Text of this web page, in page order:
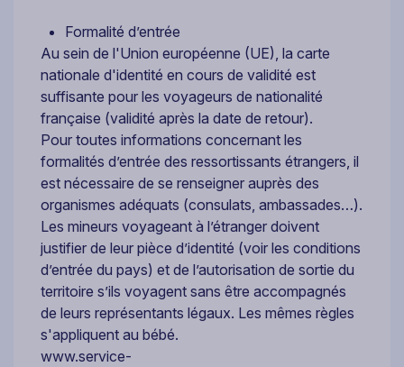
Formalité d’entrée
Au sein de l'Union européenne (UE), la carte
nationale d'identité en cours de validité est
suffisante pour les voyageurs de nationalité
française (validité après la date de retour).
Pour toutes informations concernant les
formalités d’entrée des ressortissants étrangers, il
est nécessaire de se renseigner auprès des
organismes adéquats (consulats, ambassades…).
Les mineurs voyageant à l’étranger doivent
justifier de leur pièce d’identité (voir les conditions
d’entrée du pays) et de l’autorisation de sortie du
territoire s’ils voyagent sans être accompagnés
de leurs représentants légaux. Les mêmes règles
s'appliquent au bébé.
www.service-